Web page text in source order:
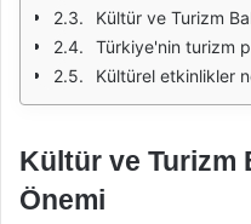
Kültür ve Turizm Bakanlığı,
Türkiye'nin turizm
Kültürel etkinlikler
Kültür ve Turizm
Önemi